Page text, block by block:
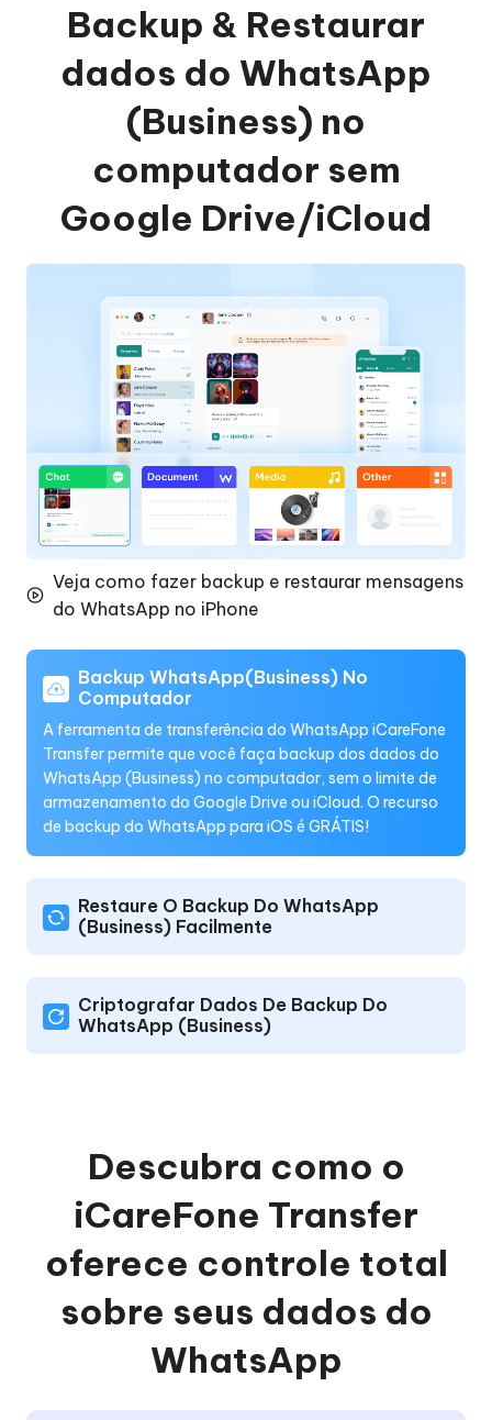
Backup & Restaurar
dados do WhatsApp
(Business) no
computador sem
Google Drive/iCloud
Backup WhatsApp(Business) No
Computador
A ferramenta de transferência do WhatsApp iCareFone
Transfer permite que você faça backup dos dados do
WhatsApp (Business) no computador, sem o limite de
armazenamento do Google Drive ou iCloud. O recurso
de backup do WhatsApp para iOS é GRÁTIS!
Restaure O Backup Do WhatsApp
(Business) Facilmente
Criptografar Dados De Backup Do
WhatsApp (Business)
Veja como fazer backup e restaurar mensagens
do WhatsApp no iPhone
Descubra como o
iCareFone Transfer
oferece controle total
sobre seus dados do
WhatsApp